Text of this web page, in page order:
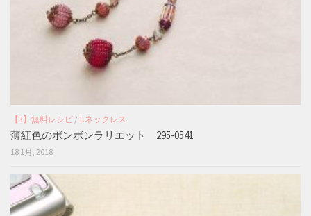
【3】無料レシピ / 1.ネックレス
薄紅色のボンボンラリエット 295-0541
18 1月, 2018